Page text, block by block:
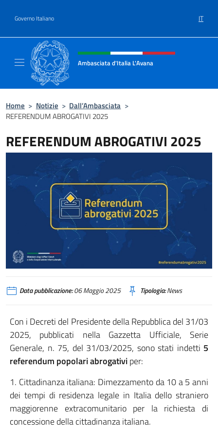
Governo Italiano IT
Intestazione sito, social e menù
Ambasciata d'Italia L'Avana
Home > Notizie > Dall’Ambasciata >
REFERENDUM ABROGATIVI 2025
REFERENDUM ABROGATIVI 2025
Data pubblicazione:06 Maggio 2025 Tipologia:News
Con i Decreti del Presidente della Repubblica del 31/03
2025, pubblicati nella Gazzetta Ufficiale, Serie
Generale, n. 75, del 31/03/2025, sono stati indetti 5
referendum popolari abrogativiper:
1. Cittadinanza italiana: Dimezzamento da 10 a 5 anni
dei tempi di residenza legale in Italia dello straniero
maggiorenne extracomunitario per la richiesta di
concessione della cittadinanza italiana.